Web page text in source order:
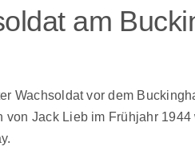
am
Wachsoldat vor dem
von Jack Lieb im Frühjahr